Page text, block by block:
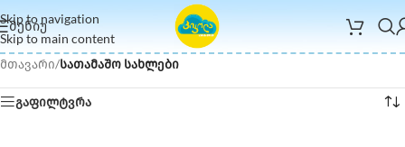
Skip to navigation
Skip to main content
ᲛᲔᲜᲘᲣ
მთავარი/სათამაშო სახლები
გაფილტვრა